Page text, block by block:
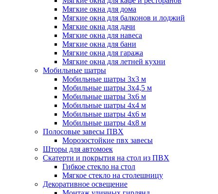
Мягкие окна для дома
Мягкие окна для балконов и лоджий
Мягкие окна для дачи
Мягкие окна для навеса
Мягкие окна для бани
Мягкие окна для гаража
Мягкие окна для летней кухни
Мобильные шатры
Мобильные шатры 3х3 м
Мобильные шатры 3х4,5 м
Мобильные шатры 3х6 м
Мобильные шатры 4х4 м
Мобильные шатры 4х6 м
Мобильные шатры 4х8 м
Полосовые завесы ПВХ
Морозостойкие пвх завесы
Шторы для автомоек
Скатерти и покрытия на стол из ПВХ
Гибкое стекло на стол
Мягкое стекло на столешницу
Декоративное освещение